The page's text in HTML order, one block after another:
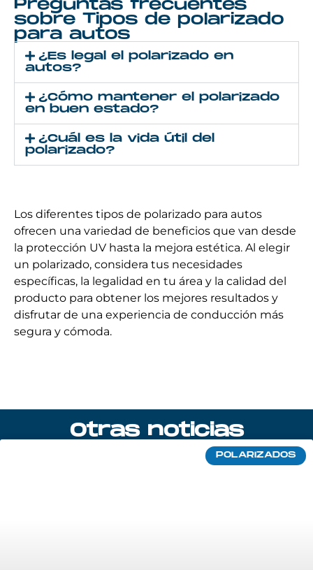
Preguntas frecuentes
sobre Tipos de polarizado
para autos
¿Es legal el polarizado en
autos?
¿Cómo mantener el polarizado
en buen estado?
¿Cuál es la vida útil del
polarizado?
Los diferentes tipos de polarizado para autos
ofrecen una variedad de beneficios que van desde
la protección UV hasta la mejora estética. Al elegir
un polarizado, considera tus necesidades
específicas, la legalidad en tu área y la calidad del
producto para obtener los mejores resultados y
disfrutar de una experiencia de conducción más
segura y cómoda.
Otras noticias
POLARIZADOS